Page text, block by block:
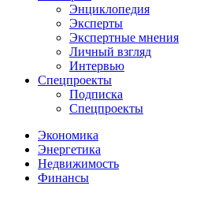
Энциклопедия
Эксперты
Экспертные мнения
Личный взгляд
Интервью
Спецпроекты
Подписка
Спецпроекты
Экономика
Энергетика
Недвижимость
Финансы